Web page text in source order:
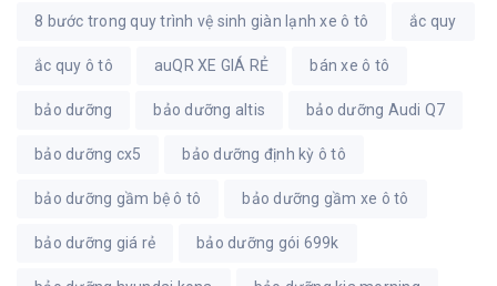
8 bước trong quy trình vệ sinh giàn lạnh xe ô tô ắc quy
ắc quy ô tô auQR XE GIÁ RẺ bán xe ô tô
bảo dưỡng bảo dưỡng altis bảo dưỡng Audi Q7
bảo dưỡng cx5 bảo dưỡng định kỳ ô tô
bảo dưỡng gầm bệ ô tô bảo dưỡng gầm xe ô tô
bảo dưỡng giá rẻ bảo dưỡng gói 699k